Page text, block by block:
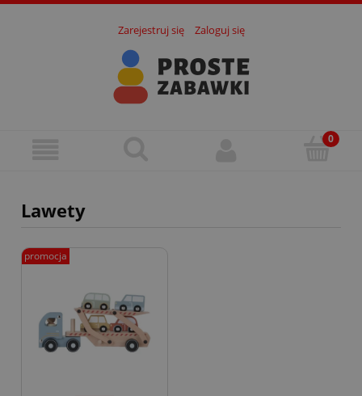
Zarejestruj się Zaloguj się
Lawety
promocja